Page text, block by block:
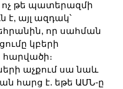
ոչ թե պատերազմի
է, այլ ազդակ՝
որ սահման
կբերի
հարվածի։
աչքում սա նաև
հարց է. եթե ԱՄՆ-ը